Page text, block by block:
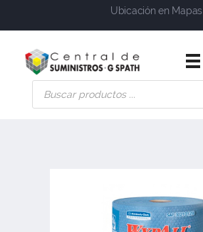
Ubicación en Mapas
Central de Suministros Gspath
Suministros y soluciones integrales para su empresa o negocio